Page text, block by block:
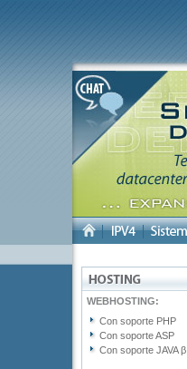
WEBHOSTING:
Con soporte PHP
Con soporte ASP
Con soporte JAVA β